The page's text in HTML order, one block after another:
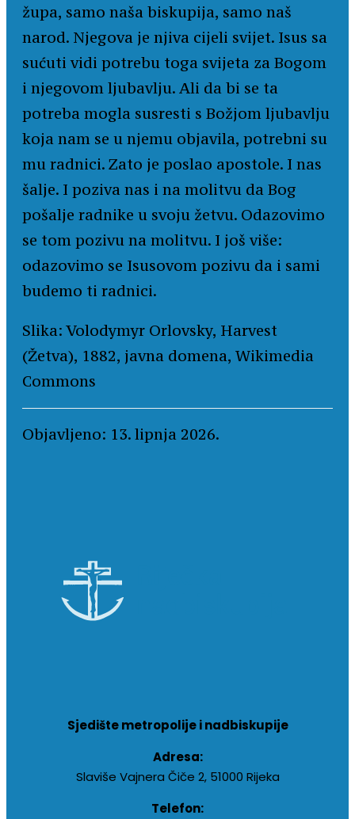
župa, samo naša biskupija, samo naš
narod. Njegova je njiva cijeli svijet. Isus sa
sućuti vidi potrebu toga svijeta za Bogom
i njegovom ljubavlju. Ali da bi se ta
potreba mogla susresti s Božjom ljubavlju
koja nam se u njemu objavila, potrebni su
mu radnici. Zato je poslao apostole. I nas
šalje. I poziva nas i na molitvu da Bog
pošalje radnike u svoju žetvu. Odazovimo
se tom pozivu na molitvu. I još više:
odazovimo se Isusovom pozivu da i sami
budemo ti radnici.
Slika: Volodymyr Orlovsky, Harvest
(Žetva), 1882, javna domena, Wikimedia
Commons
Objavljeno: 13. lipnja 2026.
Sjedište metropolije i nadbiskupije
Adresa:
Slaviše Vajnera Čiče 2, 51000 Rijeka
Telefon: